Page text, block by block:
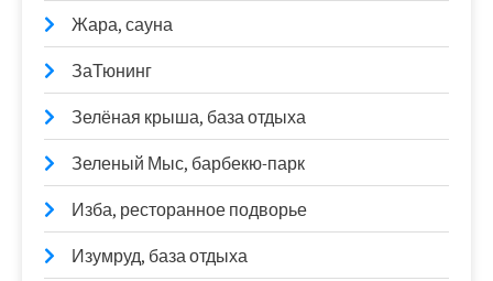
Жара, сауна
ЗаТюнинг
Зелёная крыша, база отдыха
Зеленый Мыс, барбекю-парк
Изба, ресторанное подворье
Изумруд, база отдыха